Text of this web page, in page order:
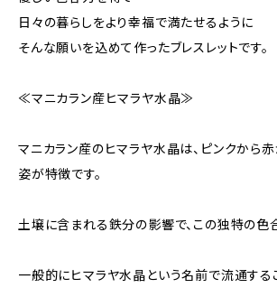
日々の暮らしをより幸福で満たせるように
そんな願いを込めて作ったブレスレットです。
≪マニカラン産ヒマラヤ水晶≫
マニカラン産のヒマラヤ水晶は、ピンクから
姿が特徴です。
土壌に含まれる鉄分の影響で、この独特の色
一般的にヒマラヤ水晶という名前で流通する